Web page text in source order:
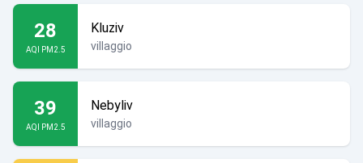
28
AQI PM2.5
Kluziv
villaggio
39
AQI PM2.5
Nebyliv
villaggio